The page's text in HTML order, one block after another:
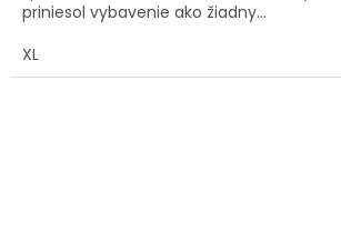
priniesol vybavenie ako žiadny...
XL